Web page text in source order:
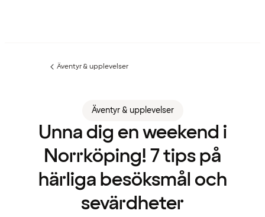
Föregående
Äventyr & upplevelser
Äventyr & upplevelser
Unna dig en weekend i
Norrköping! 7 tips på
härliga besöksmål och
sevärdheter